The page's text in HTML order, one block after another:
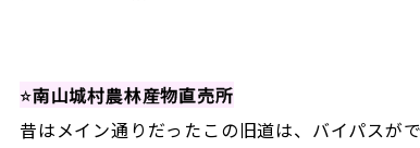
⭐南山城村農林産物直売所
昔はメイン通りだったこの旧道は、バイパスが